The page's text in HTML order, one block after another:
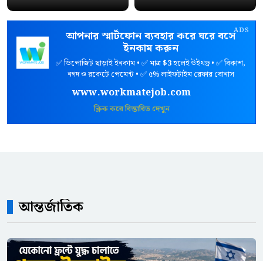
ADS
আপনার স্মার্টফোন ব্যবহার করে ঘরে বসে
ইনকাম করুন
✅ ডিপোজিট ছাড়াই ইনকাম • ✅ মাত্র$3হলেই উইথড্র • ✅ বিকাশ,
নগদ ও রকেটে পেমেন্ট • ✅ ৫% লাইফটাইম রেফার বোনাস
www.workmatejob.com
ক্লিক করে বিস্তারিত দেখুন
আন্তর্জাতিক